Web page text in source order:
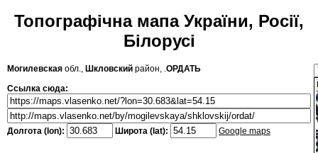
Топографічна мапа України, Росії,
Білорусі
Могилевская обл., Шкловский район, .ОРДАТЬ
Ссылка сюда:
Долгота (lon): Широта (lat): Google maps